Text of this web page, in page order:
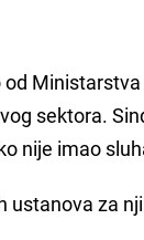
sektora.
nije imao
za